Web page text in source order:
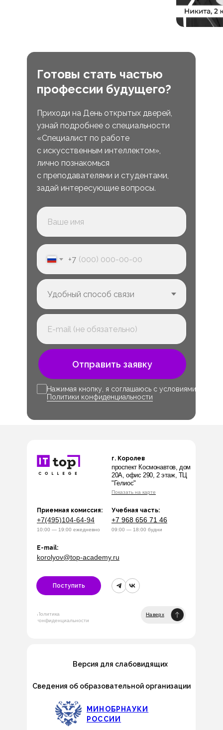
Готовы стать частью
профессии будущего?
Приходи на День открытых дверей,
узнай подробнее о специальности
«Специалист по работе
с искусственным интеллектом»,
лично познакомься
с преподавателями и студентами,
задай интересующие вопросы.
+7
Отправить заявку
Нажимая кнопку, я соглашаюсь с условиями
Политики конфиденциальности
Наверх
Политика
конфиденциальности
10:00 — 19:00 ежедневно
г. Королев
korolyov@top-academy.ru
E-mail:
Приемная комиссия:
09:00 — 18:00 будни
Учебная часть:
проспект Космонавтов, дом
20А, офис 290, 2 этаж, ТЦ
"Гелиос"
Показать на карте
Поступить
+7(495)104-64-94 +7 968 656 71 46
Версия для слабовидящих
Сведения об образовательной организации
МИНОБРНАУКИ
РОССИИ